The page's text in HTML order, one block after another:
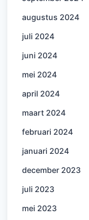
augustus 2024
juli 2024
juni 2024
mei 2024
april 2024
maart 2024
februari 2024
januari 2024
december 2023
juli 2023
mei 2023